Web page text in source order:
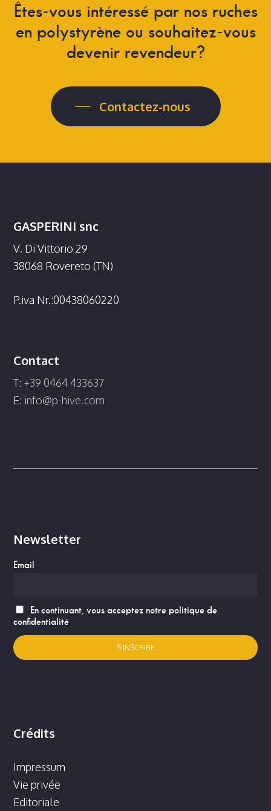
Êtes-vous intéressé par nos ruches
en polystyrène ou souhaitez-vous
devenir revendeur?
Contactez-nous
GASPERINI snc
V. Di Vittorio 29
38068 Rovereto (TN)
P.iva Nr.:00438060220
Contact
T: +39 0464 433637
E: info@p-hive.com
Newsletter
Email
En continuant, vous acceptez notre politique de
confidentialité
Crédits
Impressum
Vie privée
Editoriale